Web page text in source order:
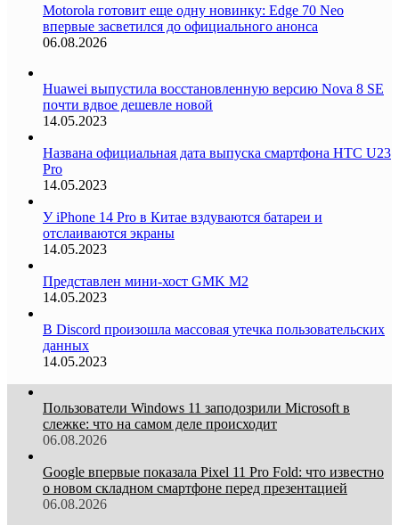
Motorola готовит еще одну новинку: Edge 70 Neo
впервые засветился до официального анонса
06.08.2026
Huawei выпустила восстановленную версию Nova 8 SE
почти вдвое дешевле новой
14.05.2023
Названа официальная дата выпуска смартфона HTC U23
Pro
14.05.2023
У iPhone 14 Pro в Китае вздуваются батареи и
отслаиваются экраны
14.05.2023
Представлен мини-хост GMK M2
14.05.2023
В Discord произошла массовая утечка пользовательских
данных
14.05.2023
Пользователи Windows 11 заподозрили Microsoft в
слежке: что на самом деле происходит
06.08.2026
Google впервые показала Pixel 11 Pro Fold: что известно
о новом складном смартфоне перед презентацией
06.08.2026